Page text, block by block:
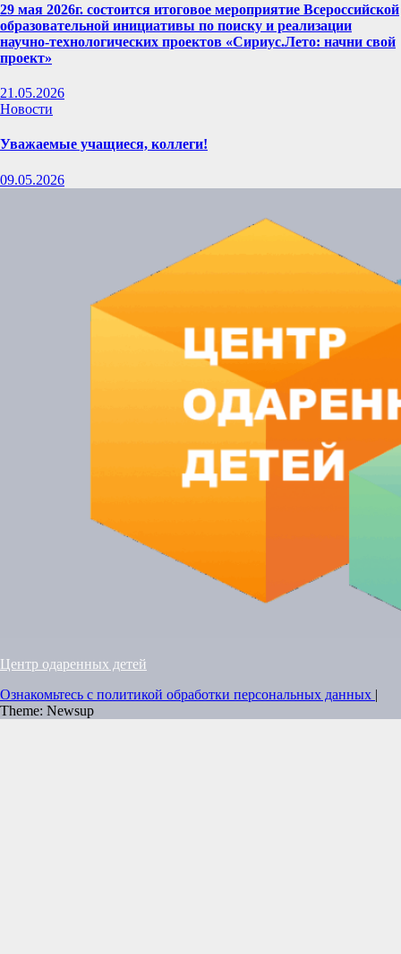
29 мая 2026г. состоится итоговое мероприятие Всероссийской
образовательной инициативы по поиску и реализации
научно-технологических проектов «Сириус.Лето: начни свой
проект»
21.05.2026
Новости
Уважаемые учащиеся, коллеги!
09.05.2026
Центр одаренных детей
Ознакомьтесь с политикой обработки персональных данных |
Theme: Newsup